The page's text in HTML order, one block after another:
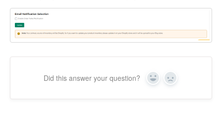
Did this answer your question? Yes No